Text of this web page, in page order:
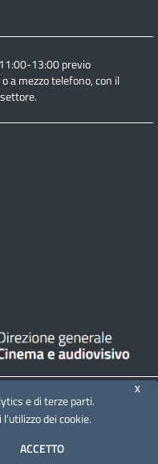
13:00 previo
a mezzo telefono, con il
e audiovisivo
X
e di terze parti.
dei cookie.
ACCETTO